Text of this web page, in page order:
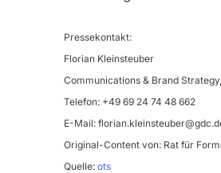
Pressekontakt:
Florian Kleinsteuber
Communications & Brand
Telefon: +49 69 24 74 48 662
E-Mail:
Original-Content von: Rat für
Quelle: ots